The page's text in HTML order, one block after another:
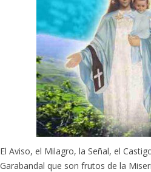
El Aviso, el Milagro, la Señal, el
Garabandal que son frutos de la